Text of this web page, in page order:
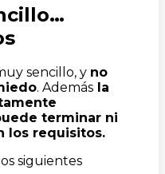
sencillo, y no
. Además la
terminar ni
los requisitos.
siguientes